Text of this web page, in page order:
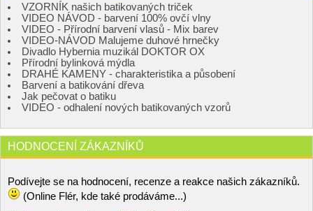
VZORNÍK našich batikovaných triček
VIDEO NÁVOD - barvení 100% ovčí vlny
VIDEO - Přírodní barvení vlasů - Mix barev
VIDEO-NÁVOD Malujeme duhové hrnečky
Divadlo Hybernia muzikál DOKTOR OX
Přírodní bylinková mýdla
DRAHÉ KAMENY - charakteristika a působení
Barvení a batikování dřeva
Jak pečovat o batiku
VIDEO - odhalení nových batikovaných vzorů
HODNOCENÍ ZÁKAZNÍKŮ
Podívejte se na hodnocení, recenze a reakce našich zákazníků.
(Online Flér, kde také prodáváme...)